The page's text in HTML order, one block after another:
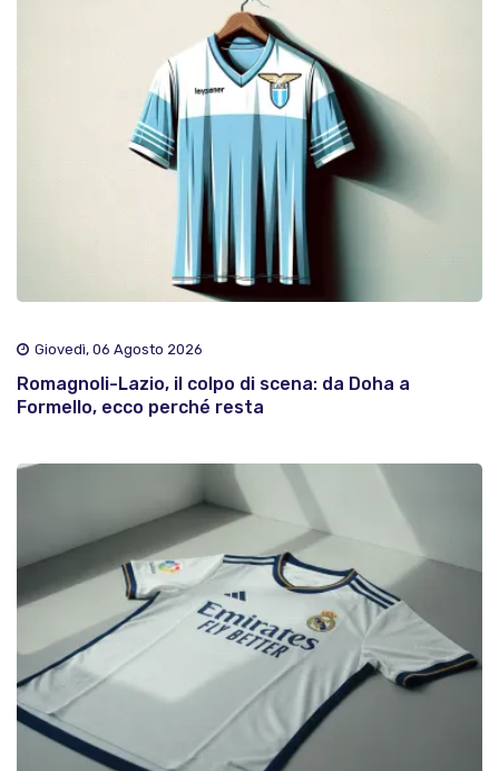
Giovedì, 06 Agosto 2026
Romagnoli-Lazio, il colpo di scena: da Doha a
Formello, ecco perché resta